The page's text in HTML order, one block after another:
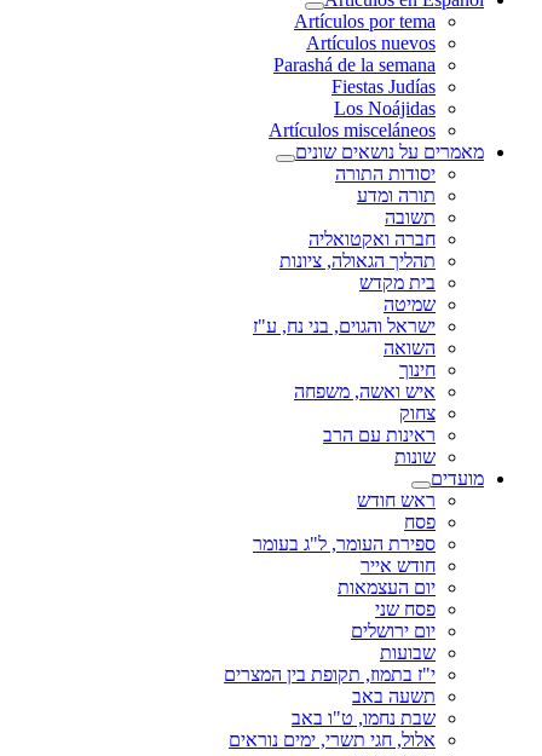
Artículos por tema
Artículos nuevos
Parashá de la semana
Fiestas Judías
Los Noájidas
Artículos misceláneos
מאמרים על נושאים שונים
יסודות התורה
תורה ומדע
תשובה
חברה ואקטואליה
תהליך הגאולה, ציונות
בית מקדש
שמיטה
ישראל והגוים, בני נח, ע"ז
השואה
חינוך
איש ואשה, משפחה
צחוק
ראינות עם הרב
שונות
מועדים
ראש חודש
פסח
ספירת העומר, ל"ג בעומר
חודש אייר
יום העצמאות
פסח שני
יום ירושלים
שבועות
י"ז בתמוז, תקופת בין המצרים
תשעה באב
שבת נחמו, ט"ו באב
אלול, חגי תשרי, ימים נוראים